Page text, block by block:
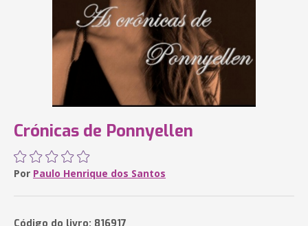
Crónicas de Ponnyellen
Por Paulo Henrique dos Santos